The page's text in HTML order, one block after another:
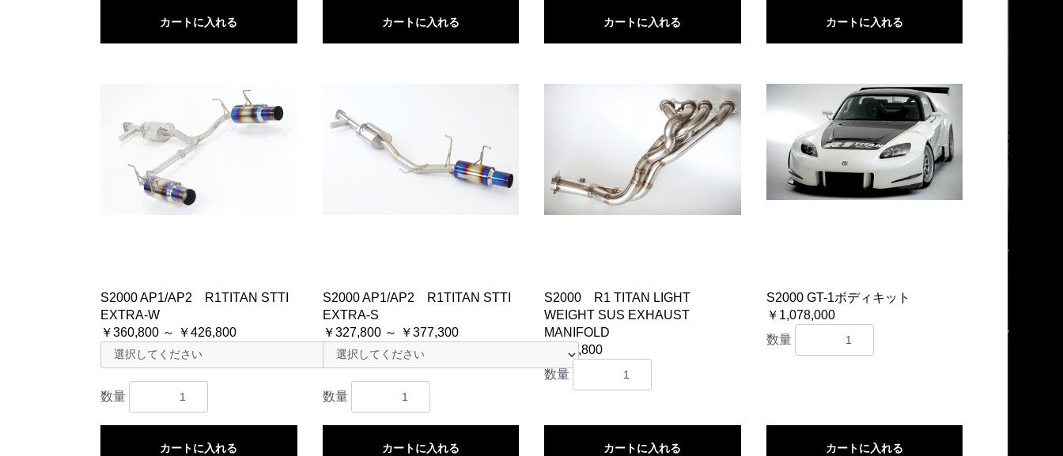
カートに入れる カートに入れる カートに入れる カートに入れる
S2000 AP1/AP2 R1TITAN STTI
EXTRA-W
￥360,800 ～ ￥426,800
数量
カートに入れる
S2000 AP1/AP2 R1TITAN STTI
EXTRA-S
￥327,800 ～ ￥377,300
数量
カートに入れる
S2000 R1 TITAN LIGHT
WEIGHT SUS EXHAUST
MANIFOLD
￥437,800
数量
カートに入れる
S2000 GT-1ボディキット
￥1,078,000
数量
カートに入れる